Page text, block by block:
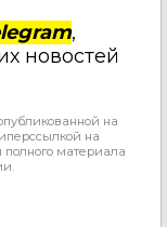
,
новостей
на
на
материала